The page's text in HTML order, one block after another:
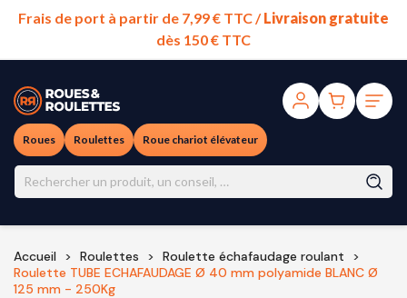
Frais de port à partir de 7,99 € TTC /Livraison gratuite
dès 150 € TTC
Roues Roulettes Roue chariot élévateur
Accueil Roulettes
Roulette échafaudage roulant
Roulette TUBE ECHAFAUDAGE Ø 40 mm polyamide BLANC Ø
125 mm - 250Kg